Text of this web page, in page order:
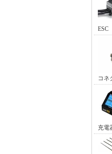
ESC
コネ
充電